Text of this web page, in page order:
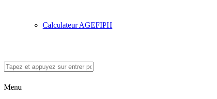
Calculateur AGEFIPH
Menu